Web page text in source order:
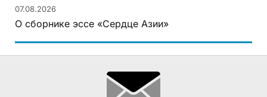
07.08.2026
О сборнике эссе «Сердце Азии»